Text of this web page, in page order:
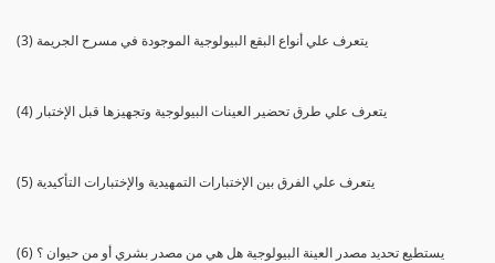
(3) يتعرف علي أنواع البقع البيولوجية الموجودة في مسرح الجريمة
(4) يتعرف علي طرق تحضير العينات البيولوجية وتجهيزها قبل الإختبار
(5) يتعرف علي الفرق بين الإختبارات التمهيدية والإختبارات التأكيدية
(6) يستطيع تحديد مصدر العينة البيولوجية هل هي من مصدر بشري أو من حيوان ؟